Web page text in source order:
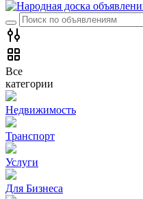
Все
категории
Недвижимость
Транспорт
Услуги
Для Бизнеса